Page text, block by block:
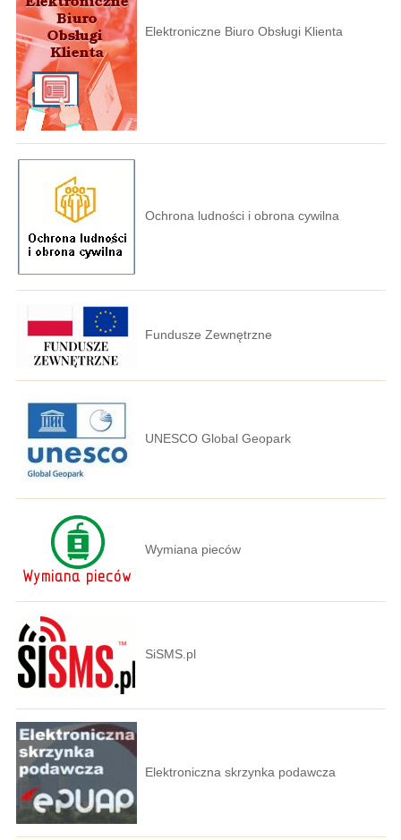
Elektroniczne Biuro Obsługi Klienta
Ochrona ludności i obrona cywilna
Fundusze Zewnętrzne
UNESCO Global Geopark
Wymiana pieców
SiSMS.pl
Elektroniczna skrzynka podawcza